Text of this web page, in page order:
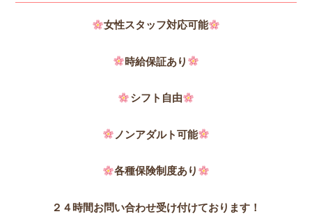
女性スタッフ対応可能
時給保証あり
シフト自由
ノンアダルト可能
各種保険制度あり
２４時間お問い合わせ受け付けております！